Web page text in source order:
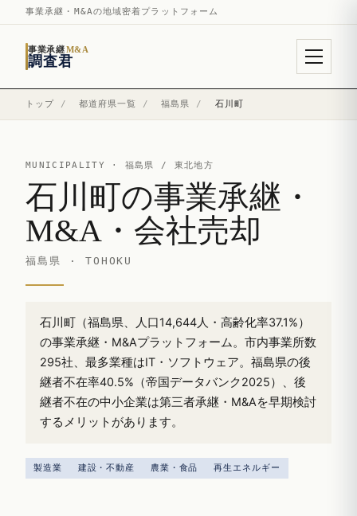
事業承継・M&Aの地域密着プラットフォーム
事業承継M&A
調査君
トップ / 都道府県一覧 / 福島県 / 石川町
MUNICIPALITY · 福島県 / 東北地方
石川町の事業承継・
M&A・会社売却
福島県 · TOHOKU
石川町（福島県、人口14,644人・高齢化率37.1%）
の事業承継・M&Aプラットフォーム。市内事業所数
295社、最多業種はIT・ソフトウェア。福島県の後
継者不在率40.5%（帝国データバンク2025）、後
継者不在の中小企業は第三者承継・M&Aを早期検討
するメリットがあります。
製造業 建設・不動産 農業・食品 再生エネルギー